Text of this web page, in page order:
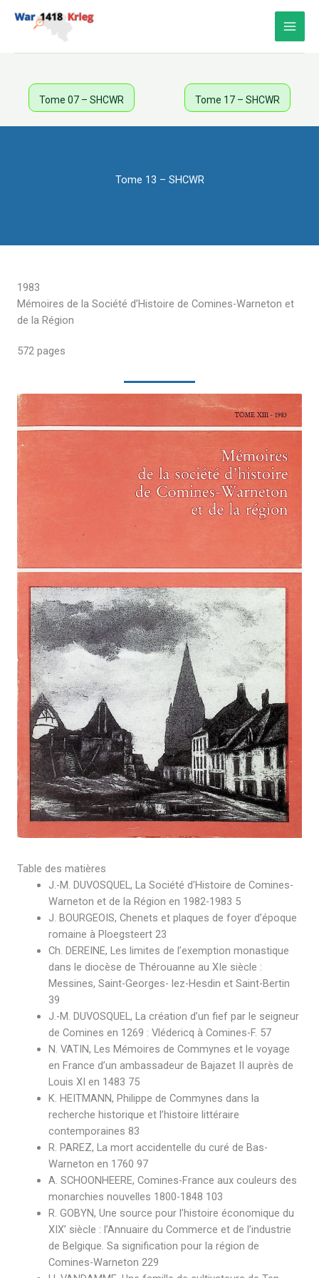
Tome 07 – SHCWR Tome 17 – SHCWR
Tome 13 – SHCWR
1983
Mémoires de la Société d’Histoire de Comines-Warneton et
de la Région
572 pages
Table des matières
J.-M. DUVOSQUEL, La Société d’Histoire de Comines-
Warneton et de la Région en 1982-1983 5
J. BOURGEOIS, Chenets et plaques de foyer d’époque
romaine à Ploegsteert 23
Ch. DEREINE, Les limites de l’exemption monastique
dans le diocèse de Thérouanne au XIe siècle :
Messines, Saint-Georges- lez-Hesdin et Saint-Bertin
39
J.-M. DUVOSQUEL, La création d’un fief par le seigneur
de Comines en 1269 : Vlédericq à Comines-F. 57
N. VATIN, Les Mémoires de Commynes et le voyage
en France d’un ambassadeur de Bajazet II auprès de
Louis XI en 1483 75
K. HEITMANN, Philippe de Commynes dans la
recherche historique et l’histoire littéraire
contemporaines 83
R. PAREZ, La mort accidentelle du curé de Bas-
Warneton en 1760 97
A. SCHOONHEERE, Comines-France aux couleurs des
monarchies nouvelles 1800-1848 103
R. GOBYN, Une source pour l’histoire économique du
XIX’ siècle : l’Annuaire du Commerce et de l’industrie
de Belgique. Sa signification pour la région de
Comines-Warneton 229